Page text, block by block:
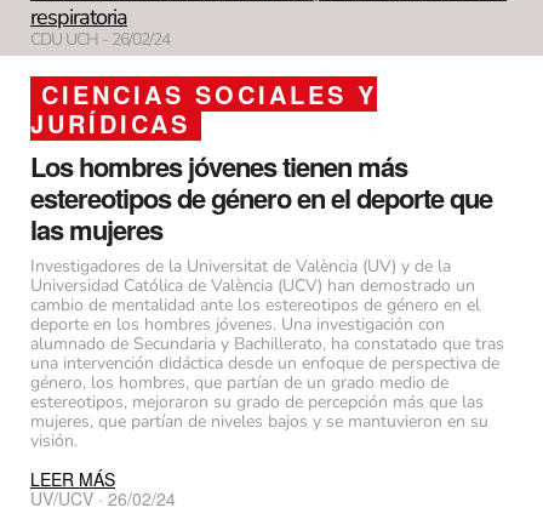
respiratoria
CDU UCH - 26/02/24
CIENCIAS SOCIALES Y
JURÍDICAS
Los hombres jóvenes tienen más
estereotipos de género en el deporte que
las mujeres
Investigadores de la Universitat de València (UV) y de la
Universidad Católica de València (UCV) han demostrado un
cambio de mentalidad ante los estereotipos de género en el
deporte en los hombres jóvenes. Una investigación con
alumnado de Secundaria y Bachillerato, ha constatado que tras
una intervención didáctica desde un enfoque de perspectiva de
género, los hombres, que partían de un grado medio de
estereotipos, mejoraron su grado de percepción más que las
mujeres, que partían de niveles bajos y se mantuvieron en su
visión.
LEER MÁS
UV/UCV · 26/02/24